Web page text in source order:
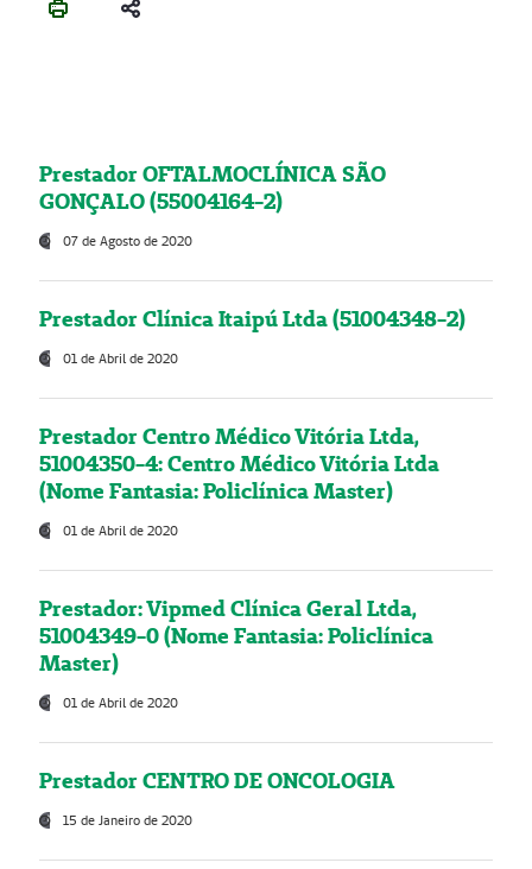
Prestador OFTALMOCLÍNICA SÃO
GONÇALO (55004164-2)
07 de Agosto de 2020
Prestador Clínica Itaipú Ltda (51004348-2)
01 de Abril de 2020
Prestador Centro Médico Vitória Ltda,
51004350-4: Centro Médico Vitória Ltda
(Nome Fantasia: Policlínica Master)
01 de Abril de 2020
Prestador: Vipmed Clínica Geral Ltda,
51004349-0 (Nome Fantasia: Policlínica
Master)
01 de Abril de 2020
Prestador CENTRO DE ONCOLOGIA
15 de Janeiro de 2020